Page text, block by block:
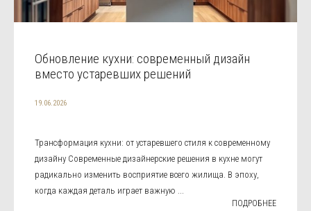
Обновление кухни: современный дизайн
вместо устаревших решений
19.06.2026
Трансформация кухни: от устаревшего стиля к современному
дизайну Современные дизайнерские решения в кухне могут
радикально изменить восприятие всего жилища. В эпоху,
когда каждая деталь играет важную ...
ПОДРОБНЕЕ